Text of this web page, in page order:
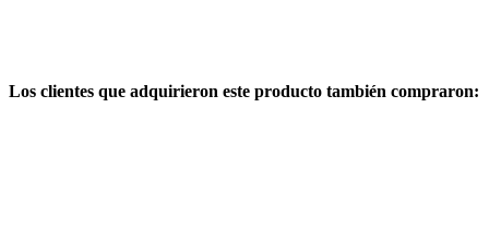
Los clientes que adquirieron este producto también compraron: